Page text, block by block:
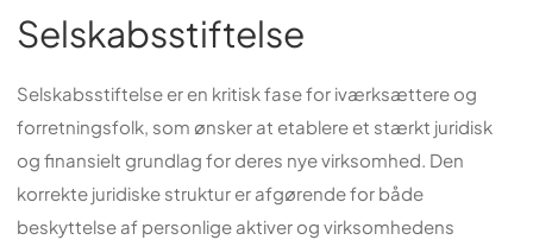
Selskabsstiftelse
Selskabsstiftelse er en kritisk fase for iværksættere og
forretningsfolk, som ønsker at etablere et stærkt juridisk
og finansielt grundlag for deres nye virksomhed. Den
korrekte juridiske struktur er afgørende for både
beskyttelse af personlige aktiver og virksomhedens